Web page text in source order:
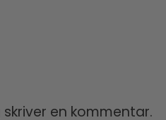
en kommentar.